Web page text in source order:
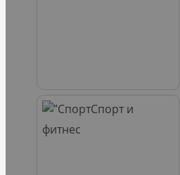
Спорт и
фитнес